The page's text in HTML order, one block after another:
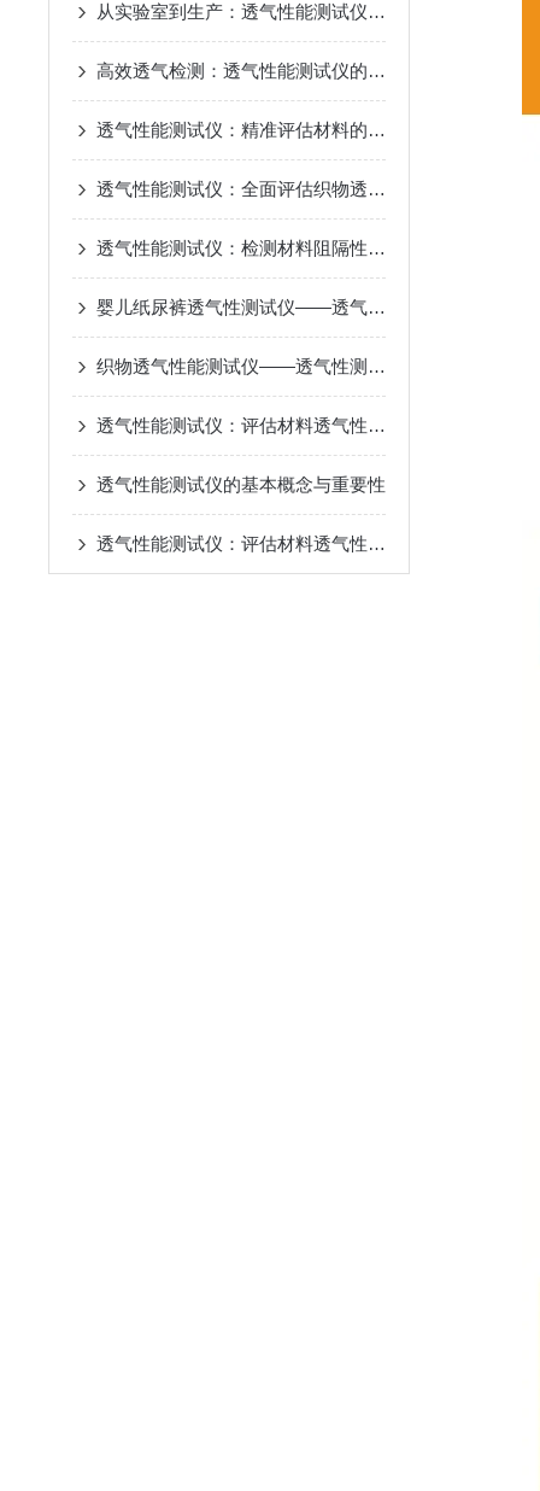
从实验室到生产：透气性能测试仪的应用
高效透气检测：透气性能测试仪的创新技术与优势
透气性能测试仪：精准评估材料的透气性能
透气性能测试仪：全面评估织物透气性能的设备
透气性能测试仪：检测材料阻隔性能，守护包装质量安全
婴儿纸尿裤透气性测试仪——透气度仪简介
织物透气性能测试仪——透气性测定仪介绍
透气性能测试仪：评估材料透气性的关键工具
透气性能测试仪的基本概念与重要性
透气性能测试仪：评估材料透气性的重要工具